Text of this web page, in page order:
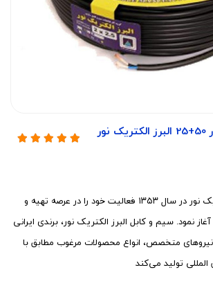
کابل برق افشان 3 در 50+25 البرز الکتریک نور
سیم و کابل البرز الکتریک نور در سال ۱۳۵۳ فعالیت خود را در عرصه تهیه و
نمود. سیم و کابل البرز الکتریک نور، برندی ایرانی
متخصص، انواع محصولات مرغوب مطابق با
المللی تولید می‌کند